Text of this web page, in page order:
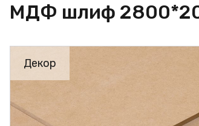
ХДФ
МДФ шлиф
Декор